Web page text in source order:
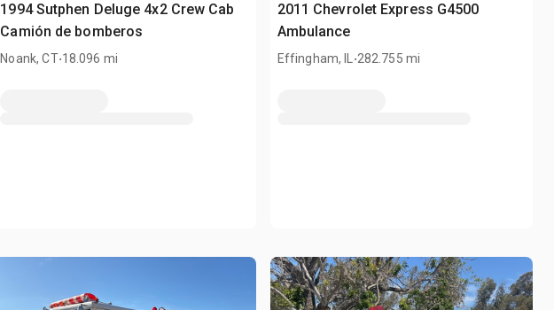
1994 Sutphen Deluge 4x2 Crew Cab
Camión de bomberos
Noank, CT.18.096 mi
2011 Chevrolet Express G4500
Ambulance
Effingham, IL.282.755 mi